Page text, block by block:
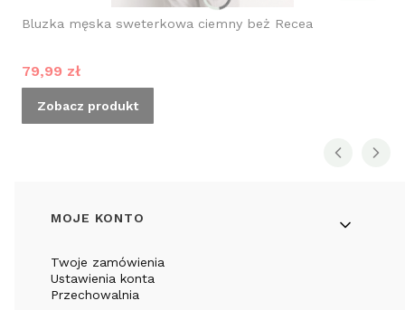
Bluzka męska sweterkowa ciemny beż Recea
Cena promocyjna
79,99 zł
Zobacz produkt
Linki w stopce
MOJE KONTO
Twoje zamówienia
Ustawienia konta
Przechowalnia